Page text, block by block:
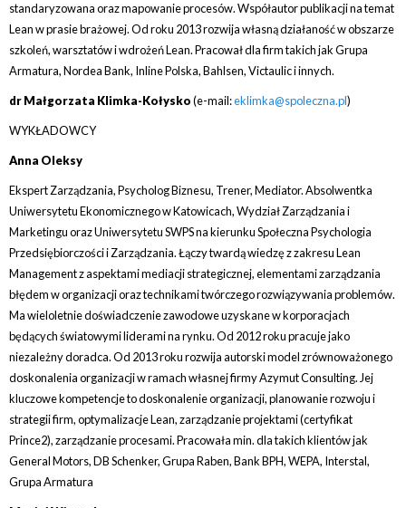
standaryzowana oraz mapowanie procesów. Współautor publikacji na temat
Lean w prasie brażowej. Od roku 2013 rozwija własną działaność w obszarze
szkoleń, warsztatów i wdrożeń Lean. Pracował dla firm takich jak Grupa
Armatura, Nordea Bank, Inline Polska, Bahlsen, Victaulic i innych.
dr Małgorzata Klimka-Kołysko(e-mail:eklimka@spoleczna.pl)
WYKŁADOWCY
Anna Oleksy
Ekspert Zarządzania, Psycholog Biznesu, Trener, Mediator. Absolwentka
Uniwersytetu Ekonomicznego w Katowicach, Wydział Zarządzania i
Marketingu oraz Uniwersytetu SWPS na kierunku Społeczna Psychologia
Przedsiębiorczości i Zarządzania. Łączy twardą wiedzę z zakresu Lean
Management z aspektami mediacji strategicznej, elementami zarządzania
błędem w organizacji oraz technikami twórczego rozwiązywania problemów.
Ma wieloletnie doświadczenie zawodowe uzyskane w korporacjach
będących światowymi liderami na rynku. Od 2012 roku pracuje jako
niezależny doradca. Od 2013 roku rozwija autorski model zrównoważonego
doskonalenia organizacji w ramach własnej firmy Azymut Consulting. Jej
kluczowe kompetencje to doskonalenie organizacji, planowanie rozwoju i
strategii firm, optymalizacje Lean, zarządzanie projektami (certyfikat
Prince2), zarządzanie procesami. Pracowała min. dla takich klientów jak
General Motors, DB Schenker, Grupa Raben, Bank BPH, WEPA, Interstal,
Grupa Armatura